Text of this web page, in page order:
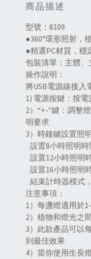
商品描述
型號：8109
●360°環形照射，
●精選PC材質，穩
包裝清單：主體
操作說明：
將USB電源線接入
1) 電源按鍵：按
2）“+-”鍵：調整
明要求
3）時鐘鍵設置照
設置8小時照明
設置12小時照明
設置16小時照明
結束計時器模式
注意事項：
1）每盞燈適用於
2）植物和燈光之
3）此款產品可以
到最佳效果
4）當你使用生長